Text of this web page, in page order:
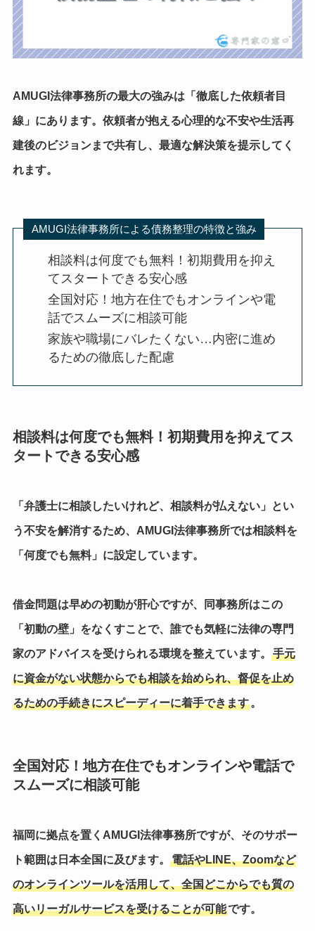
AMUGI法律事務所の最大の強みは「徹底した依頼者目
線」にあります。 依頼者が抱える心理的な不安や生活再
建後のビジョンまで共有し、最適な解決策を提示してく
れます。
AMUGI法律事務所による債務整理の特徴と強み
相談料は何度でも無料！初期費用を抑え
てスタートできる安心感
全国対応！地方在住でもオンラインや電
話でスムーズに相談可能
家族や職場にバレたくない…内密に進め
るための徹底した配慮
相談料は何度でも無料！初期費用を抑えてス
タートできる安心感
「弁護士に相談したいけれど、相談料が払えない」とい
う不安を解消するため、AMUGI法律事務所では相談料を
「何度でも無料」に設定しています。
借金問題は早めの初動が肝心ですが、同事務所はこの
「初動の壁」をなくすことで、誰でも気軽に法律の専門
家のアドバイスを受けられる環境を整えています。 手元
に資金がない状態からでも相談を始められ、督促を止め
るための手続きにスピーディーに着手できます。
全国対応！地方在住でもオンラインや電話で
スムーズに相談可能
福岡に拠点を置くAMUGI法律事務所ですが、そのサポー
ト範囲は日本全国に及びます。 電話やLINE、Zoomなど
のオンラインツールを活用して、全国どこからでも質の
高いリーガルサービスを受けることが可能です。